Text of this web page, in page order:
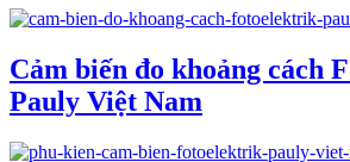
Cảm biến đo khoảng cách
Pauly Việt Nam